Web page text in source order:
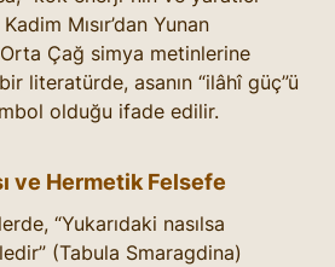
Mısır’dan Yunan
Çağ simya metinlerine
literatürde, asanın “ilâhî güç”ü
olduğu ifade edilir.
ve Hermetik Felsefe
“Yukarıdaki nasılsa
(Tabula Smaragdina)